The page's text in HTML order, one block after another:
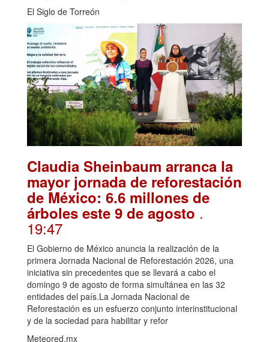
El Siglo de Torreón
Claudia Sheinbaum arranca la
mayor jornada de reforestación
de México: 6.6 millones de
árboles este 9 de agosto .
19:47
El Gobierno de México anuncia la realización de la
primera Jornada Nacional de Reforestación 2026, una
iniciativa sin precedentes que se llevará a cabo el
domingo 9 de agosto de forma simultánea en las 32
entidades del país.La Jornada Nacional de
Reforestación es un esfuerzo conjunto interinstitucional
y de la sociedad para habilitar y refor
Meteored.mx